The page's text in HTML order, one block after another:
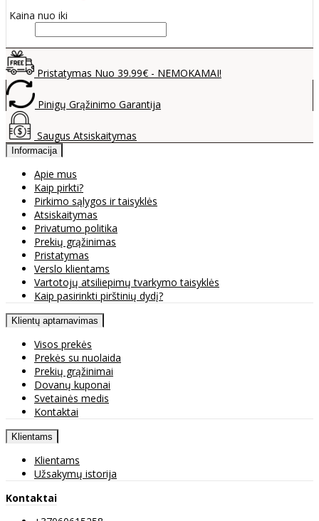
Kaina nuo iki
Pristatymas Nuo 39.99€ - NEMOKAMAI!
Pinigų Grąžinimo Garantija
Saugus Atsiskaitymas
Informacija
Apie mus
Kaip pirkti?
Pirkimo sąlygos ir taisyklės
Atsiskaitymas
Privatumo politika
Prekių grąžinimas
Pristatymas
Verslo klientams
Vartotojų atsiliepimų tvarkymo taisyklės
Kaip pasirinkti pirštinių dydį?
Klientų aptarnavimas
Visos prekės
Prekės su nuolaida
Prekių grąžinimai
Dovanų kuponai
Svetainės medis
Kontaktai
Klientams
Klientams
Užsakymų istorija
Kontaktai